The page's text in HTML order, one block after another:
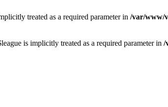
treated as a required parameter in /var/www/
is implicitly treated as a required parameter in /